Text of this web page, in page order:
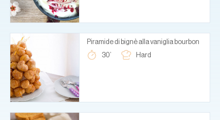
Piramide di bignè alla vaniglia bourbon
30’
Hard